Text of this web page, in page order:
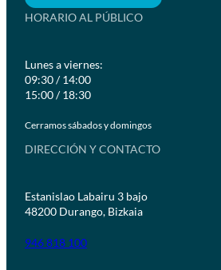
HORARIO AL PÚBLICO
Lunes a viernes:
09:30 / 14:00
15:00 / 18:30
Cerramos sábados y domingos
DIRECCIÓN Y CONTACTO
Estanislao Labairu 3 bajo
48200 Durango, Bizkaia
946 818 100